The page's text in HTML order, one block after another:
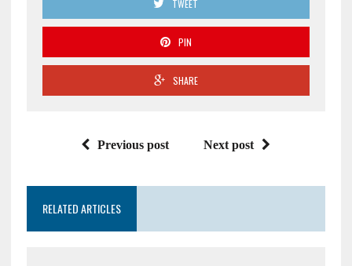
TWEET
PIN
SHARE
Previous post Next post
RELATED ARTICLES